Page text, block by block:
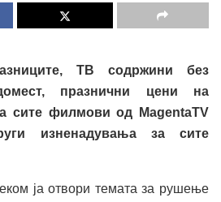
ТВ содржини без
празнични цени на
сите филмови од MagentaTV
изненадувања за сите
ја отвори темата за рушење